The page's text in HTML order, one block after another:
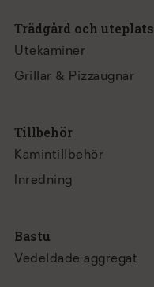
Trädgård och uteplats
Utekaminer
Grillar & Pizzaugnar
Tillbehör
Kamintillbehör
Inredning
Bastu
Vedeldade aggregat